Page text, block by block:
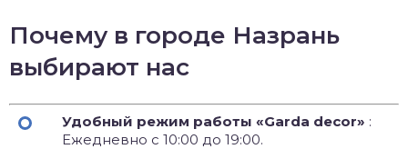
Почему в городе Назрань
выбирают нас
Удобный режим работы «Garda decor» :
Ежедневно с 10:00 до 19:00.